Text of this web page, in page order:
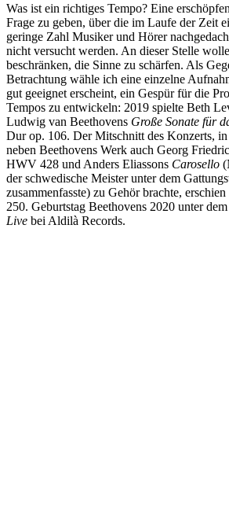
Was ist ein richtiges Tempo? Eine
Frage zu geben, über die im Laufe der Zeit
geringe Zahl Musiker und Hörer
nicht versucht werden. An dieser Stelle
beschränken, die Sinne zu schärfen. Als
Betrachtung wähle ich eine einzelne
gut geeignet erscheint, ein Gespür für die
Tempos zu entwickeln: 2019 spielte Beth
Ludwig van Beethovens Große Sonate für
Dur op. 106. Der Mitschnitt des Konzerts,
neben Beethovens Werk auch Georg
HWV 428 und Anders Eliassons Carosello
der schwedische Meister unter dem
zusammenfasste) zu Gehör brachte,
250. Geburtstag Beethovens 2020 unter
Live bei Aldilà Records.